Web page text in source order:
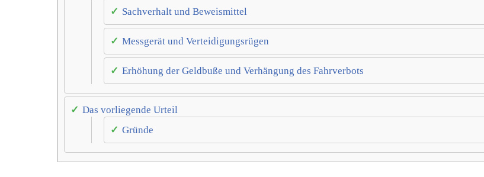
Sachverhalt und Beweismittel
Messgerät und Verteidigungsrügen
Erhöhung der Geldbuße und Verhängung des Fahrverbots
Das vorliegende Urteil
Gründe